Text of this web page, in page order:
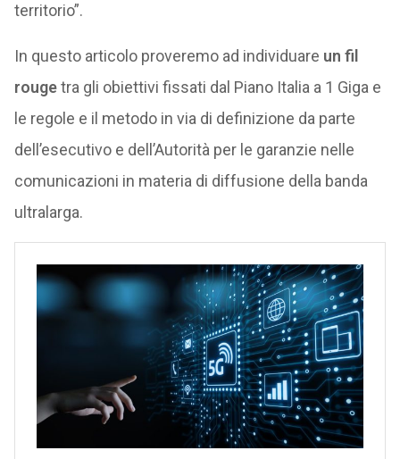
territorio”.
In questo articolo proveremo ad individuare un fil
rougetra gli obiettivi fissati dal Piano Italia a 1 Giga e
le regole e il metodo in via di definizione da parte
dell’esecutivo e dell’Autorità per le garanzie nelle
comunicazioni in materia di diffusione della banda
ultralarga.